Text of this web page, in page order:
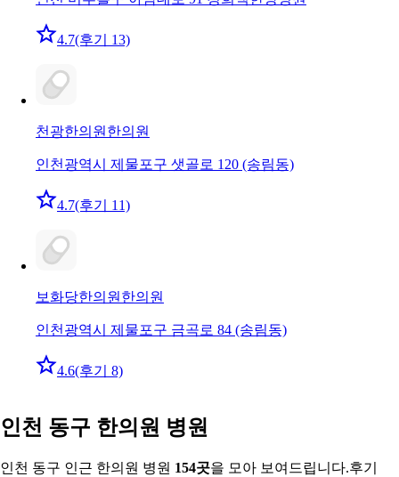
4.7(후기 13)
천광한의원 한의원
인천광역시 제물포구 샛골로 120 (송림동)
4.7(후기 11)
보화당한의원 한의원
인천광역시 제물포구 금곡로 84 (송림동)
4.6(후기 8)
인천 동구 한의원 병원
인천 동구 인근 한의원 병원 154곳을 모아 보여드립니다.후기